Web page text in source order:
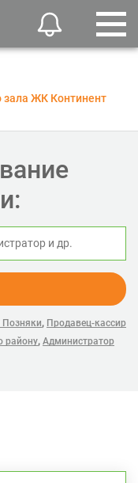
зала ЖК Континент
Позняки, Продавец-кассир
району, Администратор